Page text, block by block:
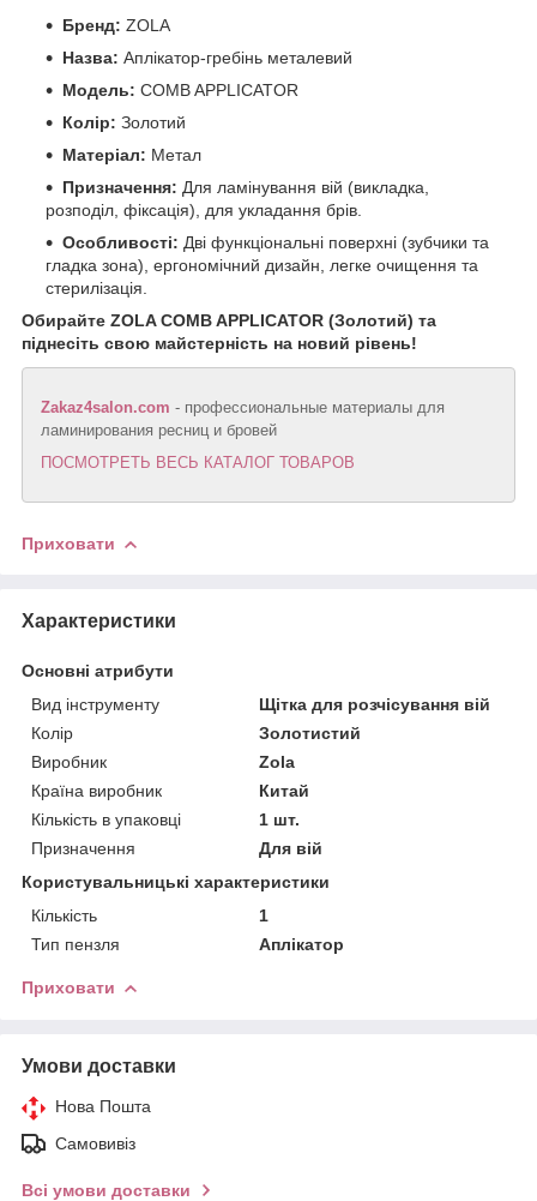
Бренд: ZOLA
Назва: Аплікатор-гребінь металевий
Модель: COMB APPLICATOR
Колір: Золотий
Матеріал: Метал
Призначення: Для ламінування вій (викладка,
розподіл, фіксація), для укладання брів.
Особливості: Дві функціональні поверхні (зубчики та
гладка зона), ергономічний дизайн, легке очищення та
стерилізація.
Обирайте ZOLA COMB APPLICATOR (Золотий) та
піднесіть свою майстерність на новий рівень!
Zakaz4salon.com - профессиональные материалы для
ламинирования ресниц и бровей
ПОСМОТРЕТЬ ВЕСЬ КАТАЛОГ ТОВАРОВ
Приховати
Характеристики
Основні атрибути
Вид інструменту
Щітка для розчісування вій
Колір
Золотистий
Виробник
Zola
Країна виробник
Китай
Кількість в упаковці
1 шт.
Призначення
Для вій
Користувальницькі характеристики
Кількість
1
Тип пензля
Аплікатор
Приховати
Умови доставки
Нова Пошта
Самовивіз
Всі умови доставки